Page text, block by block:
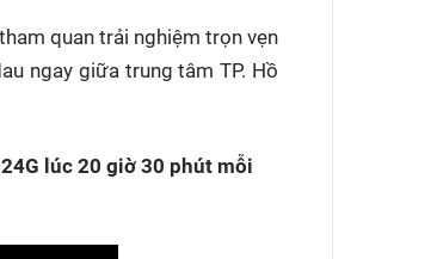
quan trải nghiệm trọn vẹn
ngay giữa trung tâm TP. Hồ
lúc 20 giờ 30 phút mỗi